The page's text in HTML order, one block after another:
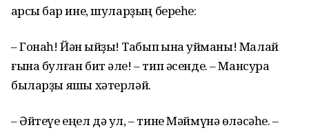
ҡарсыҡ бар ине, шуларҙың береһе:
– Гонаһ! Йән ҡыйҙыҡ! Табып ҡына ҡуйманы! Малай
ғына булған бит әле! – тип әсенде. – Мансура
быларҙы яҡшы хәтерләй.
– Әйтеүе еңел дә ул, – тине Мәймүнә өләсәһе. –